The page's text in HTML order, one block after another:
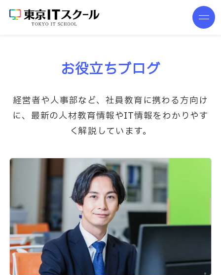
お役立ちブログ
経営者や人事部など、社員教育に携わる方向け
に、最新の人材教育情報やIT情報をわかりやす
く解説しています。